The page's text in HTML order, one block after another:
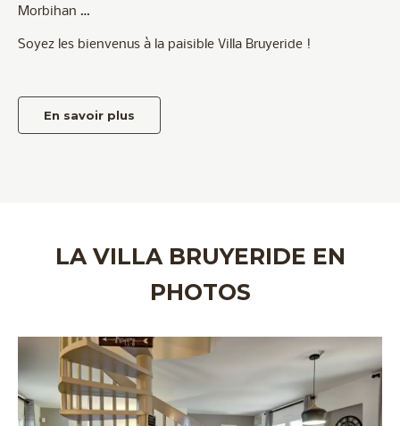
Morbihan …
Soyez les bienvenus à la paisible Villa Bruyeride !
En savoir plus
LA VILLA BRUYERIDE EN
PHOTOS